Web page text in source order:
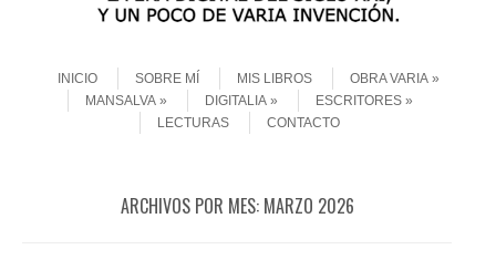
MenuINICIO
SOBRE MÍ MIS LIBROS
OBRA VARIA
MANSALVA
DIGITALIA
ESCRITORES
LECTURAS
CONTACTO
ARCHIVOS POR MES: MARZO 2026